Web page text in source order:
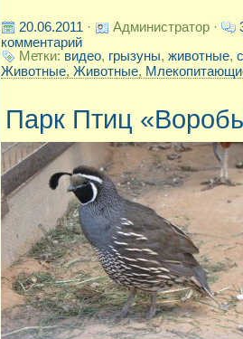
20.06.2011 · Администратор ·
комментарий
Метки: видео, грызуны, животные,
Животные, Животные,
Парк Птиц